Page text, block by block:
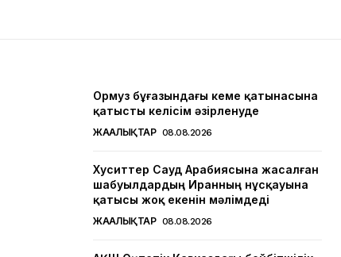
Ормуз бұғазындағы кеме қатынасына
қатысты келісім әзірленуде
ЖАҢАЛЫҚТАР 08.08.2026
Хуситтер Сауд Арабиясына жасалған
шабуылдардың Иранның нұсқауына
қатысы жоқ екенін мәлімдеді
ЖАҢАЛЫҚТАР 08.08.2026